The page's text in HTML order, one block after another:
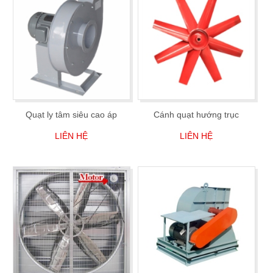
Quạt ly tâm siêu cao áp
LIÊN HỆ
Cánh quạt hướng trục
LIÊN HỆ